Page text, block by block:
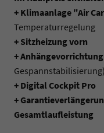
+ Klimaanlage "Air
Temperaturregelung
+ Sitzheizung vorn
+
Gespannstabilisierung)
+ Digital Cockpit Pro
+
Gesamtlaufleistung